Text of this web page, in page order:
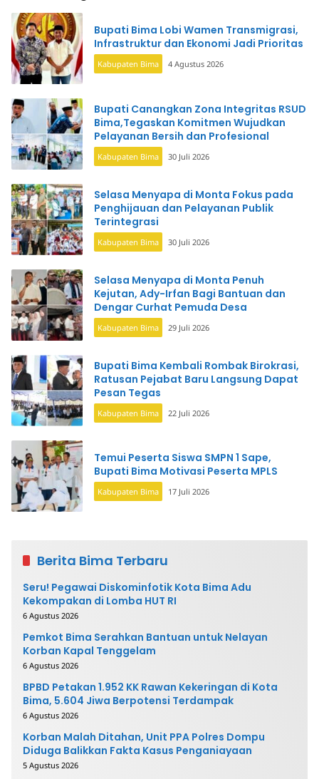
Bupati Bima Lobi Wamen Transmigrasi,
Infrastruktur dan Ekonomi Jadi Prioritas
Kabupaten Bima 4 Agustus 2026
Bupati Canangkan Zona Integritas RSUD
Bima,Tegaskan Komitmen Wujudkan
Pelayanan Bersih dan Profesional
Kabupaten Bima 30 Juli 2026
Selasa Menyapa di Monta Fokus pada
Penghijauan dan Pelayanan Publik
Terintegrasi
Kabupaten Bima 30 Juli 2026
Selasa Menyapa di Monta Penuh
Kejutan, Ady-Irfan Bagi Bantuan dan
Dengar Curhat Pemuda Desa
Kabupaten Bima 29 Juli 2026
Bupati Bima Kembali Rombak Birokrasi,
Ratusan Pejabat Baru Langsung Dapat
Pesan Tegas
Kabupaten Bima 22 Juli 2026
Temui Peserta Siswa SMPN 1 Sape,
Bupati Bima Motivasi Peserta MPLS
Kabupaten Bima 17 Juli 2026
Berita Bima Terbaru
Seru! Pegawai Diskominfotik Kota Bima Adu
Kekompakan di Lomba HUT RI
6 Agustus 2026
Pemkot Bima Serahkan Bantuan untuk Nelayan
Korban Kapal Tenggelam
6 Agustus 2026
BPBD Petakan 1.952 KK Rawan Kekeringan di Kota
Bima, 5.604 Jiwa Berpotensi Terdampak
6 Agustus 2026
Korban Malah Ditahan, Unit PPA Polres Dompu
Diduga Balikkan Fakta Kasus Penganiayaan
5 Agustus 2026